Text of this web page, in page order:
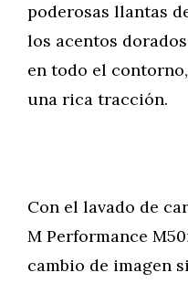
poderosas llantas
los acentos
en todo el
una rica tracción.
Con el lavado de
M Performance
cambio de imagen